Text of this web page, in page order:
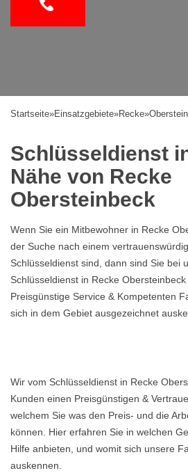
Startseite»Einsatzgebiete»Recke»
Schlüsseldienst
Nähe von Recke
Obersteinbeck
Wenn Sie ein Mitbewohner in Recke
der Suche nach einem
Schlüsseldienst sind, dann sind Sie bei
Schlüsseldienst in Recke
Preisgünstige Service & Kompetenten
sich in dem Gebiet ausgezeichnet
Wir vom Schlüsseldienst in Recke
Kunden einen Preisgünstigen &
welchem Sie was den Preis- und die
können. Hier erfahren Sie in welchen
Hilfe anbieten, und womit sich unsere
auskennen.